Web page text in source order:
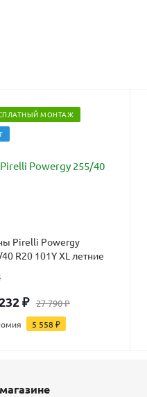
МОНТАЖ
Pirelli Powergy
R20 101Y XL летние
₽ 27 790₽
5 558 ₽